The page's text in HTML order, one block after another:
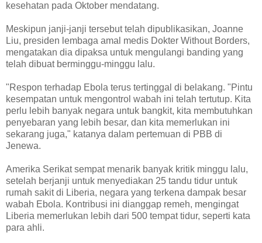
kesehatan pada Oktober mendatang.
Meskipun janji-janji tersebut telah dipublikasikan, Joanne
Liu, presiden lembaga amal medis Dokter Without Borders,
mengatakan dia dipaksa untuk mengulangi banding yang
telah dibuat berminggu-minggu lalu.
"Respon terhadap Ebola terus tertinggal di belakang. "Pintu
kesempatan untuk mengontrol wabah ini telah tertutup. Kita
perlu lebih banyak negara untuk bangkit, kita membutuhkan
penyebaran yang lebih besar, dan kita memerlukan ini
sekarang juga," katanya dalam pertemuan di PBB di
Jenewa.
Amerika Serikat sempat menarik banyak kritik minggu lalu,
setelah berjanji untuk menyediakan 25 tandu tidur untuk
rumah sakit di Liberia, negara yang terkena dampak besar
wabah Ebola. Kontribusi ini dianggap remeh, mengingat
Liberia memerlukan lebih dari 500 tempat tidur, seperti kata
para ahli.